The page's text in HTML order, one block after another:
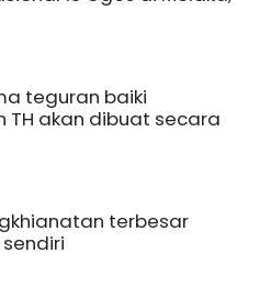
teguran baiki
TH akan dibuat secara
terbesar